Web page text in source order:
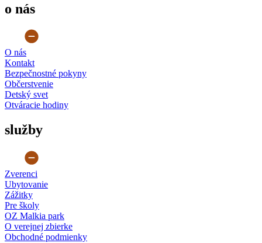
o nás
O nás
Kontakt
Bezpečnostné pokyny
Občerstvenie
Detský svet
Otváracie hodiny
služby
Zverenci
Ubytovanie
Zážitky
Pre školy
OZ Malkia park
O verejnej zbierke
Obchodné podmienky